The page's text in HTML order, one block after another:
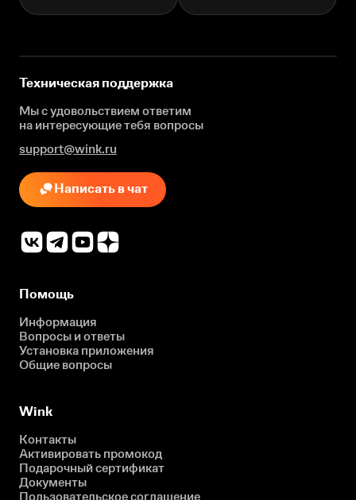
Техническая поддержка
Мы с удовольствием ответим
на интересующиетебя вопросы
support@wink.ru
Написать в чат
Помощь
Информация
Вопросы и ответы
Установка приложения
Общие вопросы
Wink
Контакты
Активировать промокод
Подарочный сертификат
Документы
Пользовательское соглашение